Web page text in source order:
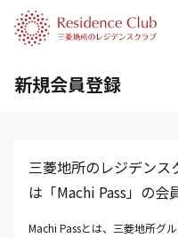
新規会員登録
三菱地所のレジデンス
は「Machi Pass」の会
Machi Passとは、三菱地所グ